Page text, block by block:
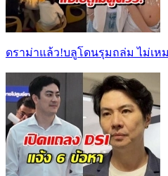
ดราม่าแล้ว!บลูโดนรุมถล่ม ไม่เห